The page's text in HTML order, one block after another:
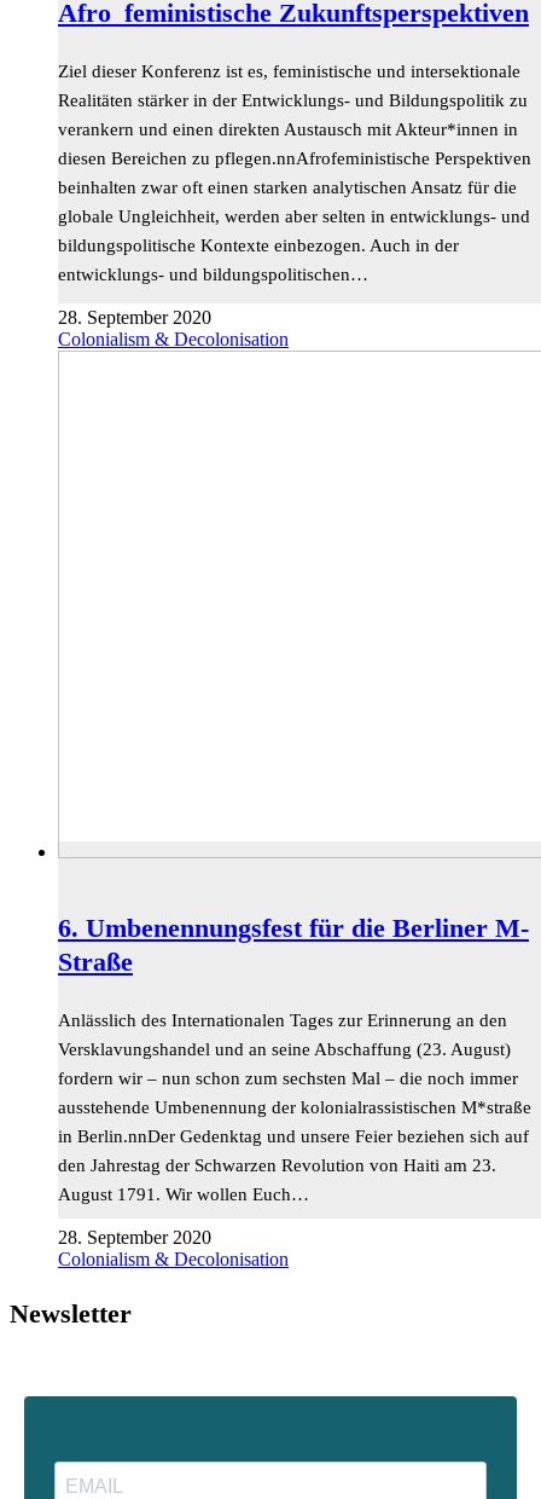
Afro_feministische Zukunftsperspektiven
Ziel dieser Konferenz ist es, feministische und intersektionale
Realitäten stärker in der Entwicklungs- und Bildungspolitik zu
verankern und einen direkten Austausch mit Akteur*innen in
diesen Bereichen zu pflegen.nnAfrofeministische Perspektiven
beinhalten zwar oft einen starken analytischen Ansatz für die
globale Ungleichheit, werden aber selten in entwicklungs- und
bildungspolitische Kontexte einbezogen. Auch in der
entwicklungs- und bildungspolitischen…
28. September 2020
Colonialism & Decolonisation
6. Umbenennungsfest für die Berliner M-
Straße
Anlässlich des Internationalen Tages zur Erinnerung an den
Versklavungshandel und an seine Abschaffung (23. August)
fordern wir – nun schon zum sechsten Mal – die noch immer
ausstehende Umbenennung der kolonialrassistischen M*straße
in Berlin.nnDer Gedenktag und unsere Feier beziehen sich auf
den Jahrestag der Schwarzen Revolution von Haiti am 23.
August 1791. Wir wollen Euch…
28. September 2020
Colonialism & Decolonisation
Newsletter